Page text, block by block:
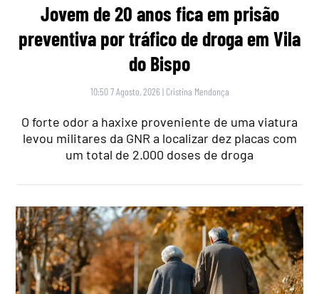
Jovem de 20 anos fica em prisão
preventiva por tráfico de droga em Vila
do Bispo
10:50 7 Agosto, 2026 | Cristina Mendonça
O forte odor a haxixe proveniente de uma viatura
levou militares da GNR a localizar dez placas com
um total de 2.000 doses de droga